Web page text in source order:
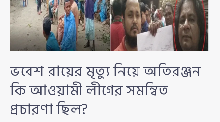
ভবেশ রায়ের মৃত্যু নিয়ে অতিরঞ্জন
কি আওয়ামী লীগের সমন্বিত
প্রচারণা ছিল?